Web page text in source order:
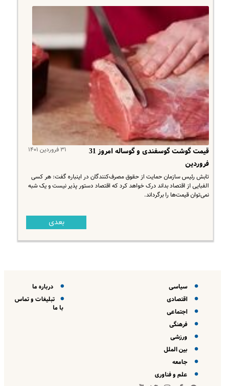
۳۱ فروردین ۱۴۰۱
قیمت گوشت گوسفندی و گوساله امروز 31
فروردین
تابش رئیس سازمان حمایت از حقوق مصرف‌کنندگان در اینباره گفت: هر کسی
الفبایی از اقتصاد بداند درک خواهد کرد که اقتصاد دستور پذیر نیست و یک شبه
نمی‌توان قیمت‌ها را برگرداند.
بعدی
سیاسی
اقتصادی
اجتماعی
فرهنگی
ورزشی
بین الملل
جامعه
علم و فناوری
درباره ما
تبلیغات و تماس
با ما